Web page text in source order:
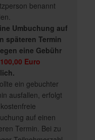
benannt
Umbuchung auf
späteren Termin
eine Gebühr
100,00 Euro
ein gebuchter
ausfallen, erfolgt
auf einen
Termin. Bei zu